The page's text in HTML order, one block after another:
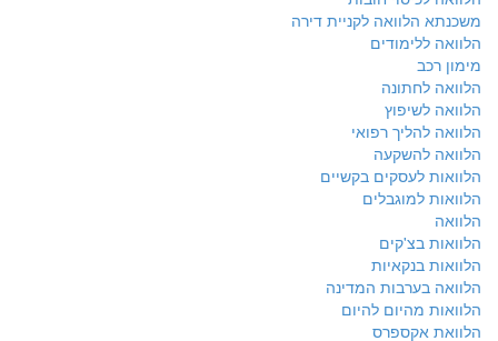
משכנתא הלוואה לקניית דירה
הלוואה ללימודים
מימון רכב
הלוואה לחתונה
הלוואה לשיפוץ
הלוואה להליך רפואי
הלוואה להשקעה
הלוואות לעסקים בקשיים
הלוואות למוגבלים
הלוואה
הלוואות בצ'קים
הלוואות בנקאיות
הלוואה בערבות המדינה
הלוואות מהיום להיום
הלוואת אקספרס